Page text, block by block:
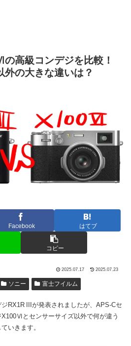
高級コンデジを比較！
外の大きな違いは？
Facebook はてブ
コピー
2025.07.17 2025.07.23
ソニー 富士フイルム
RX1R IIIが発表されましたが、APS-Cセ
とセンサーサイズ以外で何が違う
いきます。